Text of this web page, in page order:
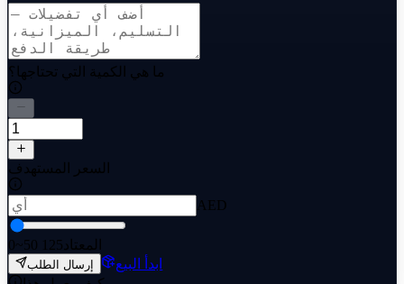
ما هي الكمية التي تحتاجها؟
السعر المستهدف
AED
0 ~50 المعتاد125
إرسال الطلب
ابدأ البيع